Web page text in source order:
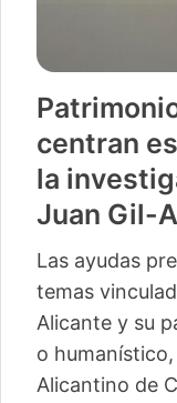
centran
la
Juan Gil-
Las ayudas
temas
Alicante y su
o
Alicantino de